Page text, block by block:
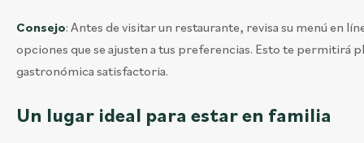
Consejo: Antes de visitar un restaurante, revisa su menú en
opciones que se ajusten a tus preferencias. Esto te permitirá
gastronómica satisfactoria.
Un lugar ideal para estar en familia